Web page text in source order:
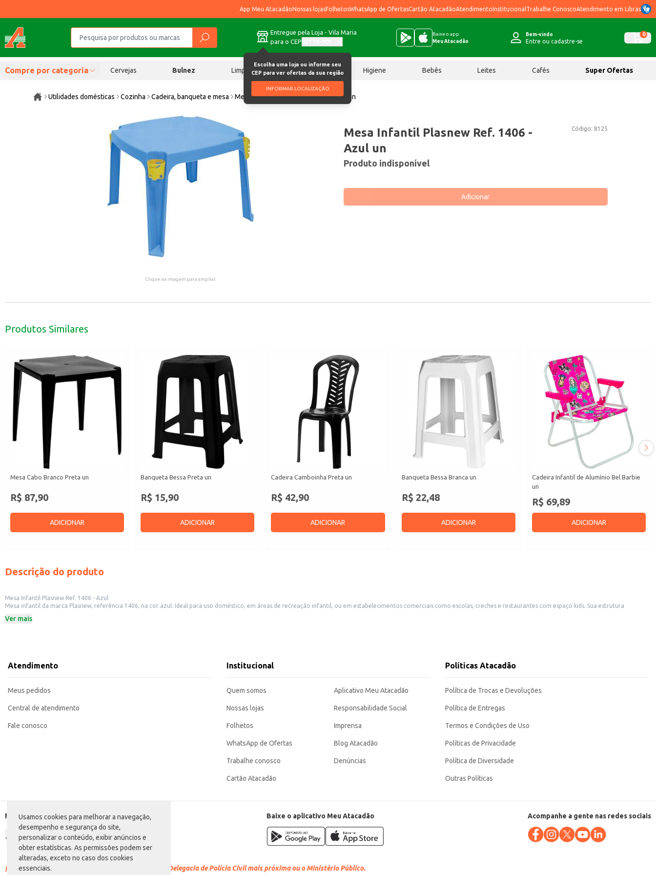
Usamos cookies para melhorar a navegação,
desempenho e segurança do site,
personalizar o conteúdo, exibir anúncios e
obter estatísticas. As permissões podem ser
alteradas, exceto no caso dos cookies
essenciais.
App Meu AtacadãoNossas lojasFolhetosWhatsApp de OfertasCartão AtacadãoAtendimentoInstitucional Trabalhe ConoscoAtendimento em Libras
Entregue pela Loja - Vila Maria
para o CEP
Escolha uma loja ou informe seu
CEP para ver ofertas da sua região
INFORMAR LOCALIZAÇÃO
Baixe o app
Meu Atacadão
Bem-vindo
Entre ou cadastre-se
0
Compre por categoria Cervejas Bulnez Limpeza Chocolates Higiene Bebês Leites Cafés Super Ofertas
Utilidades domésticas Cozinha Cadeira, banqueta e mesa Mesa Infantil Plasnew Ref. 1406 Azul un
Clique na imagem para ampliar.
Código: 8125
Mesa Infantil Plasnew Ref. 1406 -
Azul un
Produto indisponível
Adicionar
Produtos Similares
Mesa Cabo Branco Preta un
R$ 87,90
ADICIONAR
Banqueta Bessa Preta un
R$ 15,90
ADICIONAR
Cadeira Camboinha Preta un
R$ 42,90
ADICIONAR
Banqueta Bessa Branca un
R$ 22,48
ADICIONAR
Cadeira Infantil de Alumínio Bel Barbie
un
R$ 69,89
ADICIONAR
Descrição do produto
Mesa Infantil Plasnew Ref. 1406 - Azul
Mesa infantil da marca Plasnew, referência 1406, na cor azul. Ideal para uso doméstico, em áreas de recreação infantil, ou em estabelecimentos comerciais como escolas, creches e restaurantes com espaço kids. Sua estrutura
Modelo: 1406
Recomendada para uso em ambientes internos.
A Mesa Infantil Plasnew Ref. 1406 oferece praticidade e segurança para o dia a dia das crianças, sendo uma opção versátil para diferentes ambientes.
Ver mais
Atendimento
Meus pedidos
Central de atendimento
Fale conosco
Institucional
Quem somos
Nossas lojas
Folhetos
WhatsApp de Ofertas
Trabalhe conosco
Cartão Atacadão
Aplicativo Meu Atacadão
Responsabilidade Social
Imprensa
Blog Atacadão
Denúncias
Políticas Atacadão
Política de Trocas e Devoluções
Política de Entregas
Termos e Condições de Uso
Políticas de Privacidade
Política de Diversidade
Outras Políticas
Formas de pagamento Baixe o aplicativo Meu Atacadão Acompanhe a gente nas redes sociais
Racismo é crime. Denuncie. Disque 100 ou procure a Delegacia de Polícia Civil mais próxima ou o Ministério Público.